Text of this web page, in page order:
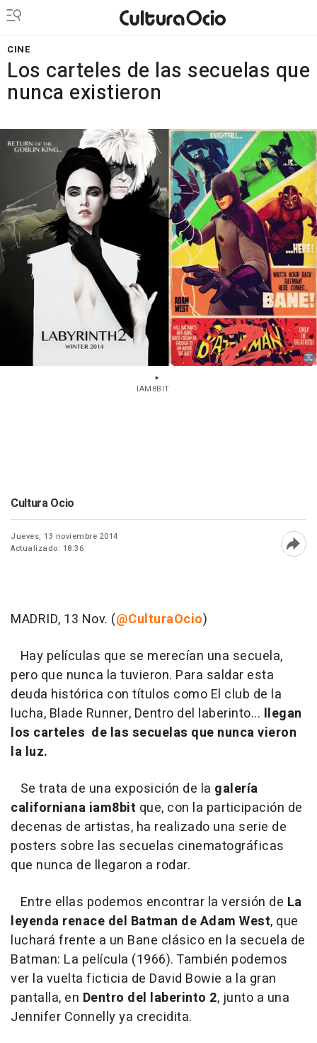
CINE
Los carteles de las secuelas que
nunca existieron
IAM8BIT
Cultura Ocio
Jueves, 13 noviembre 2014
Actualizado: 18:36
MADRID, 13 Nov. (@CulturaOcio)
Hay películas que se merecían una secuela,
pero que nunca la tuvieron. Para saldar esta
deuda histórica con títulos como El club de la
lucha, Blade Runner, Dentro del laberinto... llegan
los carteles de las secuelas que nunca vieron
la luz.
Se trata de una exposición de la galería
californiana iam8bit que, con la participación de
decenas de artistas, ha realizado una serie de
posters sobre las secuelas cinematográficas
que nunca de llegaron a rodar.
Entre ellas podemos encontrar la versión de La
leyenda renace del Batman de Adam West, que
luchará frente a un Bane clásico en la secuela de
Batman: La película (1966). También podemos
ver la vuelta ficticia de David Bowie a la gran
pantalla, en Dentro del laberinto 2, junto a una
Jennifer Connelly ya crecidita.